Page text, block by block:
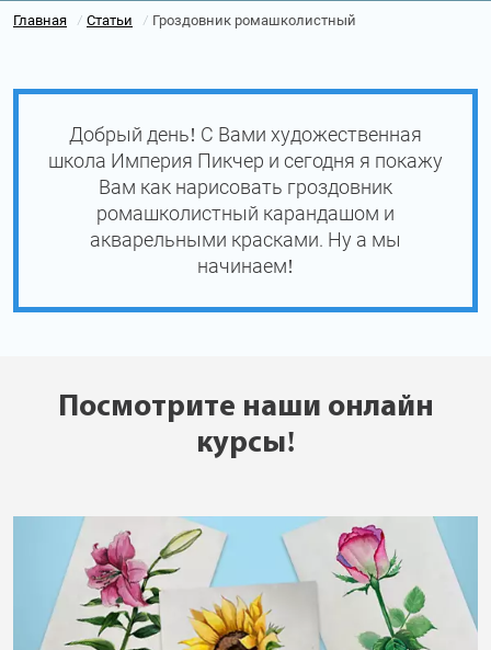
Главная / Статьи / Гроздовник ромашколистный
Добрый день! С Вами художественная
школа Империя Пикчер и сегодня я покажу
Вам как нарисовать гроздовник
ромашколистный карандашом и
акварельными красками. Ну а мы
начинаем!
Посмотрите наши онлайн
курсы!